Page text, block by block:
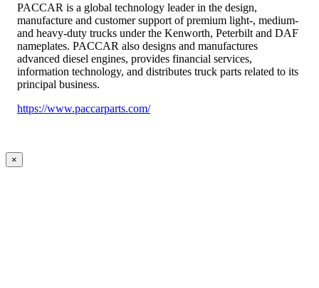
PACCAR is a global technology leader in the design,
manufacture and customer support of premium light-, medium-
and heavy-duty trucks under the Kenworth, Peterbilt and DAF
nameplates. PACCAR also designs and manufactures
advanced diesel engines, provides financial services,
information technology, and distributes truck parts related to its
principal business.
https://www.paccarparts.com/
×